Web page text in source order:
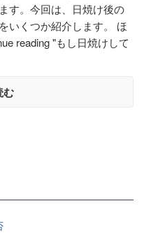
す。今回は、日焼け後の
いくつか紹介します。 ほ
reading "もし日焼けして
む